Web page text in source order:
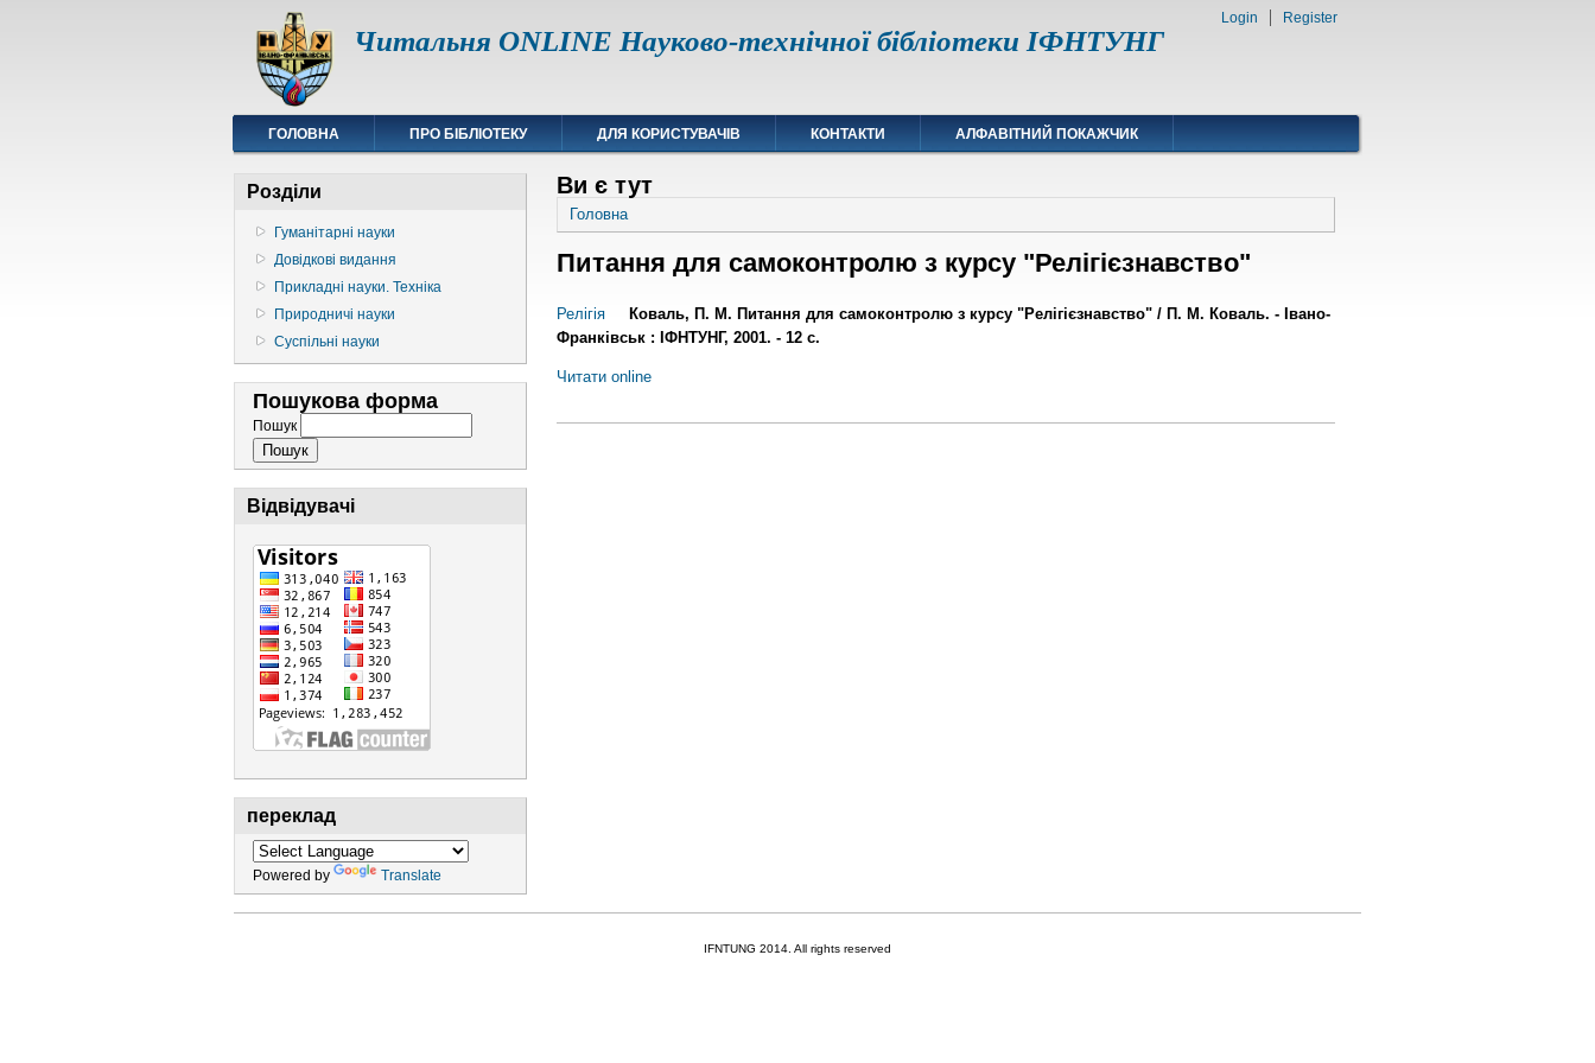
Читальня ONLINE Науково-технічної бібліотеки ІФНТУНГ
Login Register
ГОЛОВНА ПРО БІБЛІОТЕКУ ДЛЯ КОРИСТУВАЧІВ КОНТАКТИ АЛФАВІТНИЙ ПОКАЖЧИК
Розділи
Гуманітарні науки
Довідкові видання
Прикладні науки. Техніка
Природничі науки
Суспільні науки
Пошукова форма
Пошук
Відвідувачі
переклад
Powered by Translate
Ви є тут
Головна
Питання для самоконтролю з курсу "Релігієзнавство"
Релігія
Коваль, П. М. Питання для самоконтролю з курсу "Релігієзнавство" / П. М. Коваль. - Івано-
Франківськ : ІФНТУНГ, 2001. - 12 с.
Читати online
IFNTUNG 2014. All rights reserved